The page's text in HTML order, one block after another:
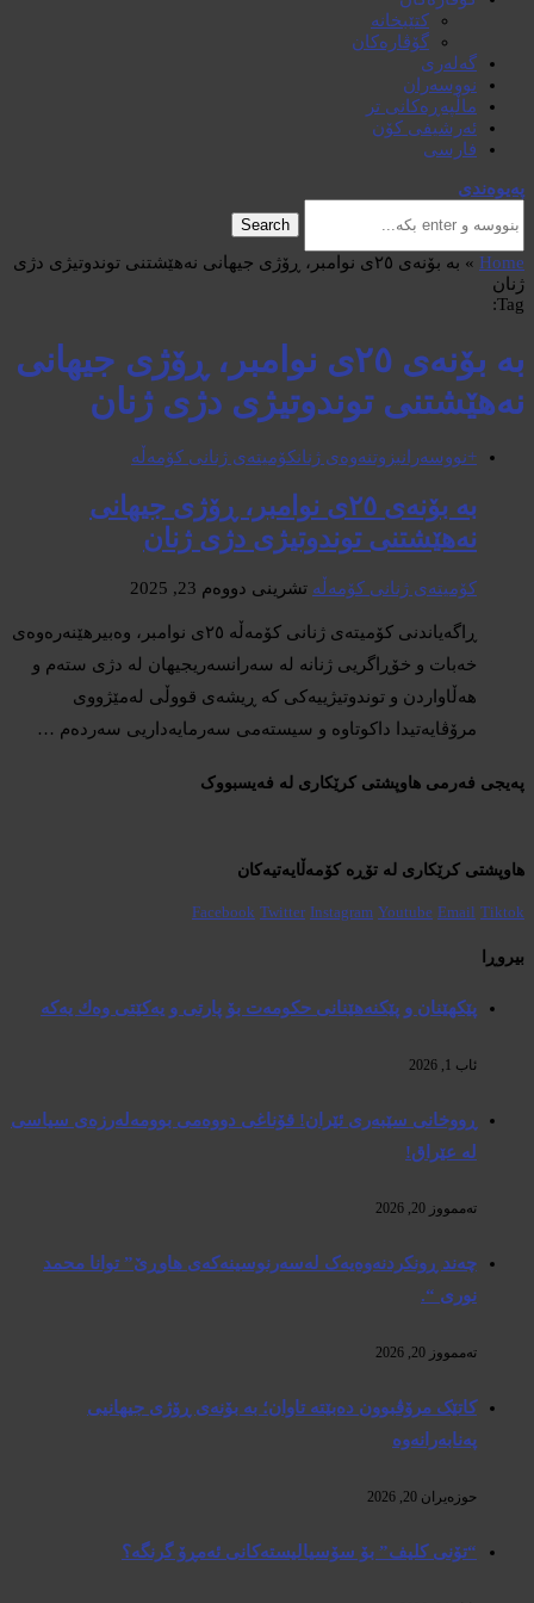
کتێبخانە
گۆڤارەکان
گەلەری
نووسەران
ماڵپەڕەکانی تر
ئەرشیفی کۆن
فارسی
پەیوەندی
Search
Home
»
بە بۆنەی ٢٥ی نوامبر، ڕۆژی جیهانی نەهێشتنی توندوتیژی دژی
ژنان
Tag:
بە بۆنەی ٢٥ی نوامبر، ڕۆژی جیهانی
نەهێشتنی توندوتیژی دژی ژنان
+نووسەرانبزوتنەوەی ژنانکۆمیتەی ژنانی کۆمەڵە
بە بۆنەی ٢٥ی نوامبر، ڕۆژی جیهانی
نەهێشتنی توندوتیژی دژی ژنان
کۆمیتەی ژنانی کۆمەڵە تشرینی دووەم 23, 2025
ڕاگەیاندنی کۆمیتەی ژنانی کۆمەڵە ٢٥ی نوامبر، وەبیرهێنەرەوەی
خەبات و خۆڕاگریی ژنانە لە سەرانسەریجیهان لە دژی ستەم و
هەڵاواردن و توندوتیژییەکی کە ڕیشەی قووڵی لەمێژووی
مرۆڤایەتیدا داکوتاوە و سیستەمی سەرمایەداریی سەردەم …
پەیجی فەرمی هاوپشتی کرێکاری لە فەیسبووک
هاوپشتی کرێکاری لە تۆڕە کۆمەڵایەتیەکان
Facebook Twitter Instagram Youtube Email Tiktok
بیروڕا
پێكهێنان و پێكنەهێنانی حكومەت بۆ پارتی و یەكێتی وەك یەكە
ئاب 1, 2026
ڕووخانی سێبەری ئێران! قۆناغی دووەمی بوومەلەرزەی سیاسی
لە عێراق!
تەممووز 20, 2026
چەند ڕونکردنەوەیەک لەسەرنوسینەکەی هاوڕێ” توانا محمد
نوری “.
تەممووز 20, 2026
کاتێک مرۆڤبوون دەبێتە تاوان؛ بە بۆنەی ڕۆژی جیهانیی
پەنابەرانەوە
حوزه‌یران 20, 2026
“تۆنی کلیف” بۆ سۆسیالیستەکانی ئەمڕۆ گرنگە؟